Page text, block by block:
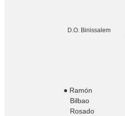
D.O. Binissalem
● Ramón
Bilbao
Rosado